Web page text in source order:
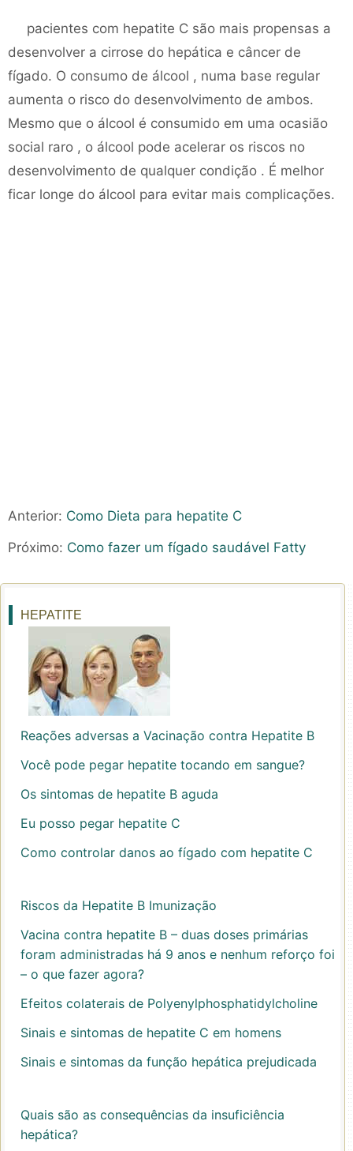
pacientes com hepatite C são mais propensas a
desenvolver a cirrose do hepática e câncer de
fígado. O consumo de álcool , numa base regular
aumenta o risco do desenvolvimento de ambos.
Mesmo que o álcool é consumido em uma ocasião
social raro , o álcool pode acelerar os riscos no
desenvolvimento de qualquer condição . É melhor
ficar longe do álcool para evitar mais complicações.
Anterior: Como Dieta para hepatite C
Próximo: Como fazer um fígado saudável Fatty
HEPATITE
Reações adversas a Vacinação contra Hepatite B
Você pode pegar hepatite tocando em sangue?
Os sintomas de hepatite B aguda
Eu posso pegar hepatite C
Como controlar danos ao fígado com hepatite C
Riscos da Hepatite B Imunização
Vacina contra hepatite B – duas doses primárias
foram administradas há 9 anos e nenhum reforço foi
– o que fazer agora?
Efeitos colaterais de Polyenylphosphatidylcholine
Sinais e sintomas de hepatite C em homens
Sinais e sintomas da função hepática prejudicada
Quais são as consequências da insuficiência
hepática?